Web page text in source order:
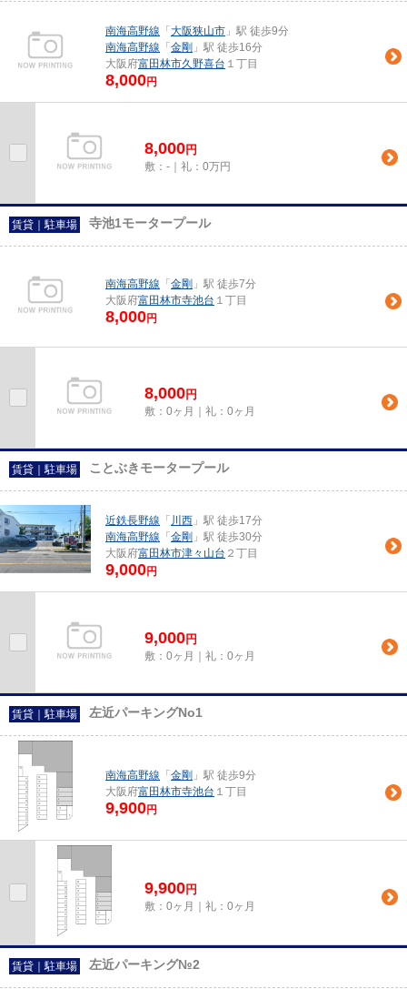
南海高野線 「 大阪狭山市 」駅 徒歩9分
南海高野線 「 金剛 」駅 徒歩16分
大阪府富田林市久野喜台 １丁目
8,000円
8,000円
敷：-｜礼：0万円
賃貸｜駐車場 寺池1モータープール
南海高野線 「 金剛 」駅 徒歩7分
大阪府富田林市寺池台 １丁目
8,000円
8,000円
敷：0ヶ月｜礼：0ヶ月
賃貸｜駐車場 ことぶきモータープール
近鉄長野線 「 川西 」駅 徒歩17分
南海高野線 「 金剛 」駅 徒歩30分
大阪府富田林市津々山台 ２丁目
9,000円
9,000円
敷：0ヶ月｜礼：0ヶ月
賃貸｜駐車場 左近パーキングNo1
南海高野線 「 金剛 」駅 徒歩9分
大阪府富田林市寺池台 １丁目
9,900円
9,900円
敷：0ヶ月｜礼：0ヶ月
賃貸｜駐車場 左近パーキング№2